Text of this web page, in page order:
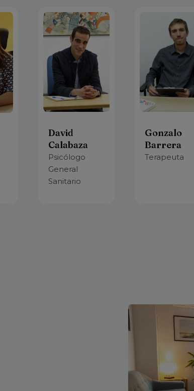
David
Calabaza
Psicólogo
General
Sanitario
Gonzalo
Barrera
Terapeuta